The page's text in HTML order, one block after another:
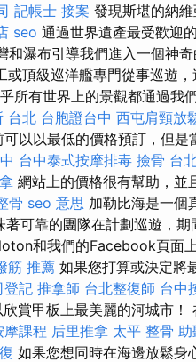
記帳士 接案 發現斯堪的納
seo 通過世界遺產最受歡迎
和瀑布引導我們進入一個神
或頂級巡洋艦專門從事巡遊，
所有世界上的景觀都通過我
台北 台胞證台中 西屯肩頸放
以以最低的價格預訂，但是
台中泰式按摩排毒 撿骨 台
網站上的價格很有幫助，並
骨 seo 意思 加勒比海是一個
可靠的團隊在計劃巡遊，期
和我們的Facebook頁面
筋 推薦 如果您打算或決定將
登記 推拿師 台北整復師 台中
賞甲板上最美麗的河城市！
摩課程 后里推拿 太平 整骨
如果您想同時在海邊放鬆身